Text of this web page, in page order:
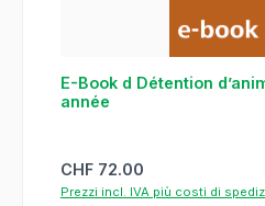
E-Book d Détention
année
Prezzo normale:
CHF 72.00
Prezzi incl. IVA più costi di